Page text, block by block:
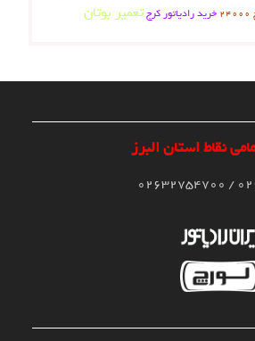
خرید رادیاتور کرجتعمیر بوتان
نقاط استان البرز